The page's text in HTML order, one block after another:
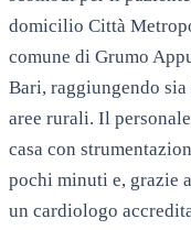
domicilio Città
comune di Grumo
Bari, raggiungendo
aree rurali. Il
casa con
pochi minuti e, grazie
un cardiologo